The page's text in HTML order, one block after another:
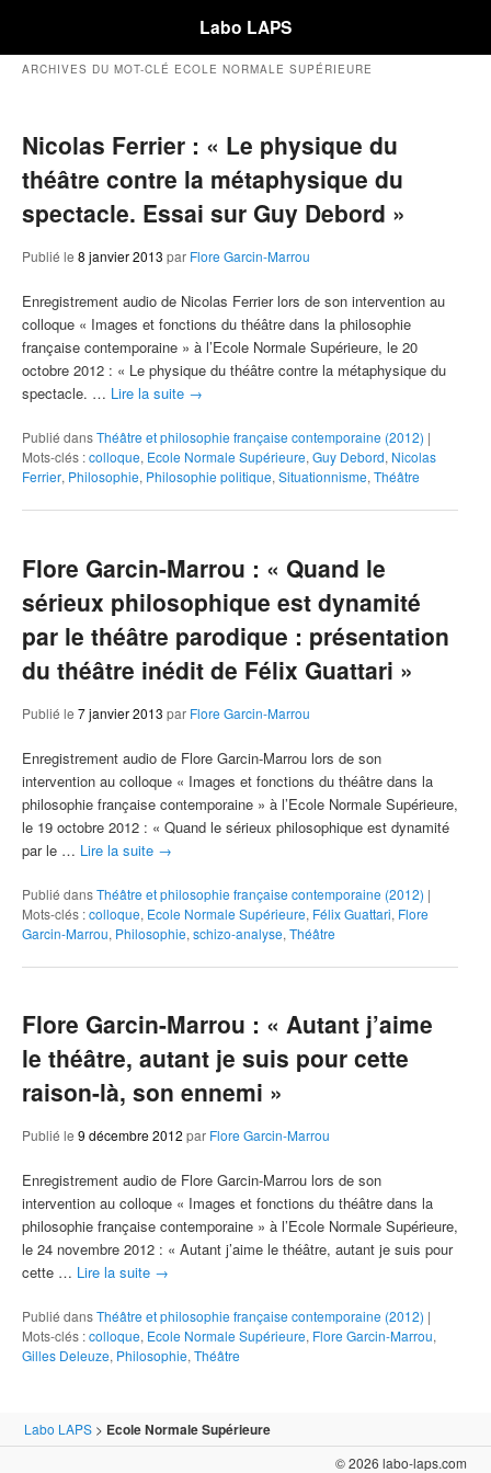
Labo LAPS
ARCHIVES DU MOT-CLÉ ECOLE NORMALE SUPÉRIEURE
Nicolas Ferrier : « Le physique du
théâtre contre la métaphysique du
spectacle. Essai sur Guy Debord »
Publié le 8 janvier 2013 par Flore Garcin-Marrou
Enregistrement audio de Nicolas Ferrier lors de son intervention au
colloque « Images et fonctions du théâtre dans la philosophie
française contemporaine » à l’Ecole Normale Supérieure, le 20
octobre 2012 : « Le physique du théâtre contre la métaphysique du
spectacle. … Lire la suite →
Publié dansThéâtre et philosophie française contemporaine (2012) |
Mots-clés :colloque, Ecole Normale Supérieure, Guy Debord, Nicolas
Ferrier, Philosophie, Philosophie politique, Situationnisme, Théâtre
Flore Garcin-Marrou : « Quand le
sérieux philosophique est dynamité
par le théâtre parodique : présentation
du théâtre inédit de Félix Guattari »
Publié le 7 janvier 2013 par Flore Garcin-Marrou
Enregistrement audio de Flore Garcin-Marrou lors de son
intervention au colloque « Images et fonctions du théâtre dans la
philosophie française contemporaine » à l’Ecole Normale Supérieure,
le 19 octobre 2012 : « Quand le sérieux philosophique est dynamité
par le … Lire la suite →
Publié dansThéâtre et philosophie française contemporaine (2012) |
Mots-clés :colloque, Ecole Normale Supérieure, Félix Guattari, Flore
Garcin-Marrou, Philosophie, schizo-analyse, Théâtre
Flore Garcin-Marrou : « Autant j’aime
le théâtre, autant je suis pour cette
raison-là, son ennemi »
Publié le 9 décembre 2012 par Flore Garcin-Marrou
Enregistrement audio de Flore Garcin-Marrou lors de son
intervention au colloque « Images et fonctions du théâtre dans la
philosophie française contemporaine » à l’Ecole Normale Supérieure,
le 24 novembre 2012 : « Autant j’aime le théâtre, autant je suis pour
cette … Lire la suite →
Publié dansThéâtre et philosophie française contemporaine (2012) |
Mots-clés :colloque, Ecole Normale Supérieure, Flore Garcin-Marrou,
Gilles Deleuze, Philosophie, Théâtre
Labo LAPS > Ecole Normale Supérieure
© 2026 labo-laps.com